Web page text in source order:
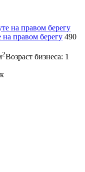
правом берегу 490
2Возраст бизнеса: 1